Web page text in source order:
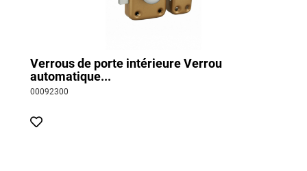
Verrous de porte intérieure Verrou
automatique...
00092300